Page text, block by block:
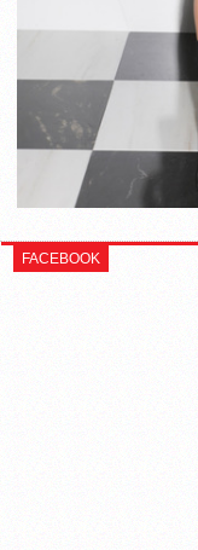
FACEBOOK